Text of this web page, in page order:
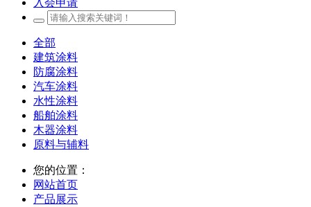
入会申请
全部
建筑涂料
防腐涂料
汽车涂料
水性涂料
船舶涂料
木器涂料
原料与辅料
您的位置：
网站首页
产品展示